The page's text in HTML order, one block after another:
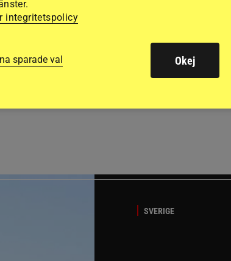
SVERIGE
integritetspolicy
sparade val Okej